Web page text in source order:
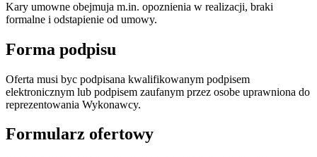
Kary umowne obejmuja m.in. opoznienia w realizacji, braki
formalne i odstapienie od umowy.
Forma podpisu
Oferta musi byc podpisana kwalifikowanym podpisem
elektronicznym lub podpisem zaufanym przez osobe uprawniona do
reprezentowania Wykonawcy.
Formularz ofertowy